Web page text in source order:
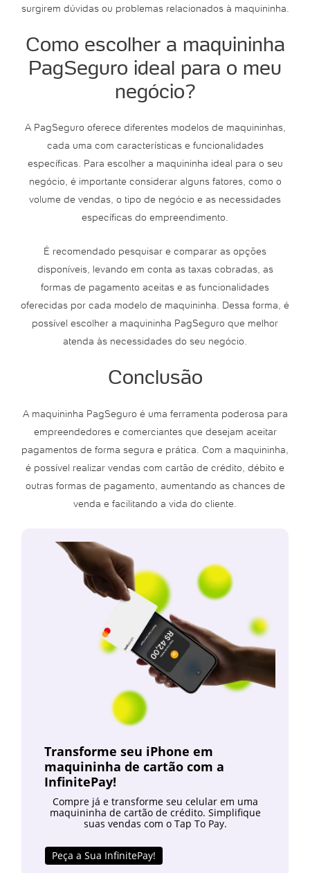
surgirem dúvidas ou problemas relacionados à maquininha.
Como escolher a maquininha
PagSeguro ideal para o meu
negócio?
A PagSeguro oferece diferentes modelos de maquininhas,
cada uma com características e funcionalidades
específicas. Para escolher a maquininha ideal para o seu
negócio, é importante considerar alguns fatores, como o
volume de vendas, o tipo de negócio e as necessidades
específicas do empreendimento.
É recomendado pesquisar e comparar as opções
disponíveis, levando em conta as taxas cobradas, as
formas de pagamento aceitas e as funcionalidades
oferecidas por cada modelo de maquininha. Dessa forma, é
possível escolher a maquininha PagSeguro que melhor
atenda às necessidades do seu negócio.
Conclusão
A maquininha PagSeguro é uma ferramenta poderosa para
empreendedores e comerciantes que desejam aceitar
pagamentos de forma segura e prática. Com a maquininha,
é possível realizar vendas com cartão de crédito, débito e
outras formas de pagamento, aumentando as chances de
venda e facilitando a vida do cliente.
Transforme seu iPhone em
maquininha de cartão com a
InfinitePay!
Compre já e transforme seu celular em uma
maquininha de cartão de crédito. Simplifique
suas vendas com o Tap To Pay.
Peça a Sua InfinitePay!